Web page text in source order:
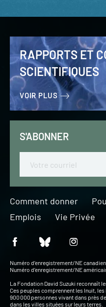
RAPPORTS ET
SCIENTIFIQUES
VOIR PLUS
S'ABONNER
Comment donner
Emplois
Vie Privée
Numéro d’enregistrement/NE canadien
Numéro d’enregistrement/NE
La Fondation David Suzuki reconnaît
Ces peuples comprennent les Inuit,
900 000 personnes vivant dans près
dans les villes situées sur leurs terres.